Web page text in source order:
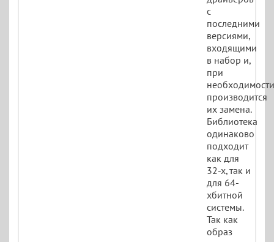
с
последними
версиями,
входящими
в набор и,
при
производится
их замена.
Библиотека
одинаково
подходит
как для
32-х, так и
для 64-
хбитной
системы.
Так как
образ